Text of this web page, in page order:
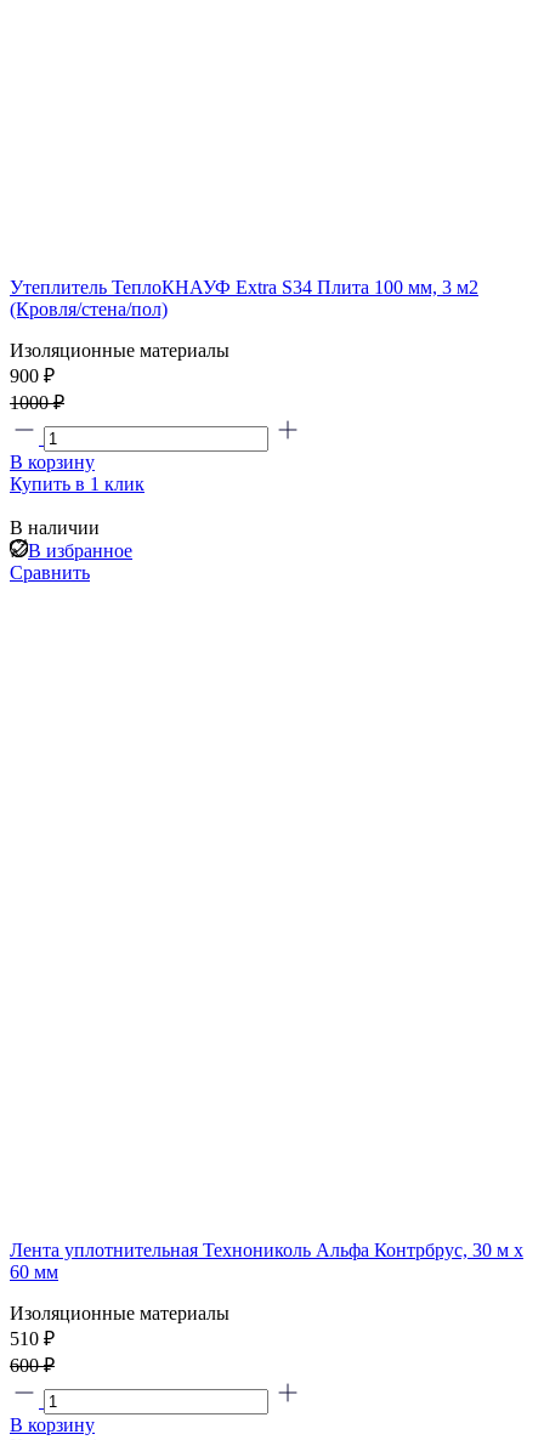
Утеплитель ТеплоКНАУФ Extra S34 Плита 100 мм, 3 м2
(Кровля/стена/пол)
Изоляционные материалы
900 ₽
1000 ₽
В корзину
Купить в 1 клик
В наличии
В избранное
Сравнить
Лента уплотнительная Технониколь Альфа Контрбрус, 30 м х
60 мм
Изоляционные материалы
510 ₽
600 ₽
В корзину